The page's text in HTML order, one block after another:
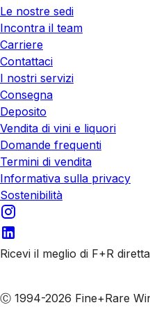
Le nostre sedi
Incontra il team
Carriere
Contattaci
I nostri servizi
Consegna
Deposito
Vendita di vini e liquori
Domande frequenti
Termini di vendita
Informativa sulla privacy
Sostenibilità
Ricevi il meglio di F+R
Ⓒ 1994-2026 Fine+Rare